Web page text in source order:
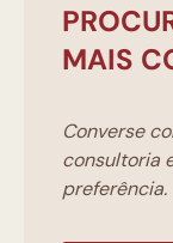
MAIS
Converse
consultoria
preferência.